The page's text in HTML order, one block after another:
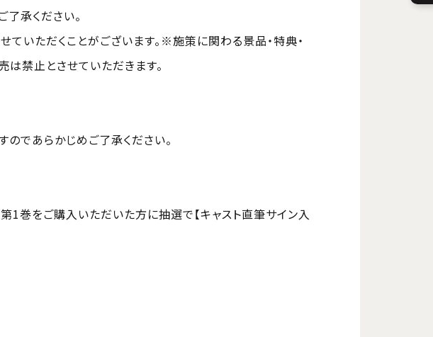
承ください。
いただくことがございます。※施策に関わる景品・特典・
は禁止とさせていただきます。
であらかじめご了承ください。
をご購入いただいた方に抽選で【キャスト直筆サイン入